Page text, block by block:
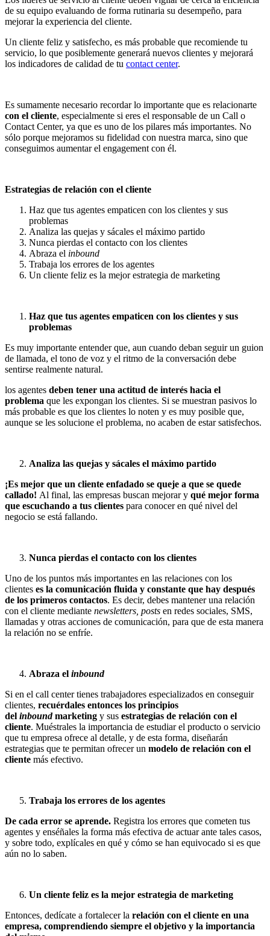
de su equipo evaluando de forma rutinaria su desempeño, para
mejorar la experiencia del cliente.
Un cliente feliz y satisfecho, es más probable que recomiende tu
servicio, lo que posiblemente generará nuevos clientes y mejorará
los indicadores de calidad de tu contact center.
Es sumamente necesario recordar lo importante que es relacionarte
con el cliente, especialmente si eres el responsable de un Call o
Contact Center, ya que es uno de los pilares más importantes. No
sólo porque mejoramos su fidelidad con nuestra marca, sino que
conseguimos aumentar el engagement con él.
Estrategias de relación con el cliente
Haz que tus agentes empaticen con los clientes y sus
problemas
Analiza las quejas y sácales el máximo partido
Nunca pierdas el contacto con los clientes
Abraza el inbound
Trabaja los errores de los agentes
Un cliente feliz es la mejor estrategia de marketing
Haz que tus agentes empaticen con los clientes y sus
problemas
Es muy importante entender que, aun cuando deban seguir un guion
de llamada, el tono de voz y el ritmo de la conversación debe
sentirse realmente natural.
los agentes deben tener una actitud de interés hacia el
problema que les expongan los clientes. Si se muestran pasivos lo
más probable es que los clientes lo noten y es muy posible que,
aunque se les solucione el problema, no acaben de estar satisfechos.
Analiza las quejas y sácales el máximo partido
¡Es mejor que un cliente enfadado se queje a que se quede
callado! Al final, las empresas buscan mejorar y qué mejor forma
que escuchando a tus clientes para conocer en qué nivel del
negocio se está fallando.
Nunca pierdas el contacto con los clientes
Uno de los puntos más importantes en las relaciones con los
clientes es la comunicación fluida y constante que hay después
de los primeros contactos. Es decir, debes mantener una relación
con el cliente mediante newsletters, posts en redes sociales, SMS,
llamadas y otras acciones de comunicación, para que de esta manera
la relación no se enfríe.
Abraza el inbound
Si en el call center tienes trabajadores especializados en conseguir
clientes, recuérdales entonces los principios
del inboundmarketing y sus estrategias de relación con el
cliente. Muéstrales la importancia de estudiar el producto o servicio
que tu empresa ofrece al detalle, y de esta forma, diseñarán
estrategias que te permitan ofrecer un modelo de relación con el
cliente más efectivo.
Trabaja los errores de los agentes
De cada error se aprende. Registra los errores que cometen tus
agentes y enséñales la forma más efectiva de actuar ante tales casos,
y sobre todo, explícales en qué y cómo se han equivocado si es que
aún no lo saben.
Un cliente feliz es la mejor estrategia de marketing
Entonces, dedícate a fortalecer la relación con el cliente en una
empresa, comprendiendo siempre el objetivo y la importancia